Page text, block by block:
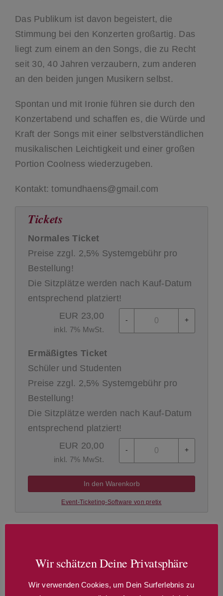
Das Publikum ist davon begeistert, die
Stimmung bei den Konzerten großartig. Das
liegt zum einem an den Songs, die zu Recht
seit 30, 40 Jahren verzaubern, zum anderen
an den beiden jungen Musikern selbst.
Spontan und mit Ironie führen sie durch den
Konzertabend und schaffen es, die Würde und
Kraft der Songs mit einer selbstverständlichen
musikalischen Leichtigkeit und einer großen
Portion Coolness wiederzugeben.
Kontakt: tomundhaens@gmail.com
Tickets
Normales Ticket
Preise zzgl. 2,5% Systemgebühr pro
Bestellung!
Die Sitzplätze werden nach Kauf-Datum
entsprechend platziert!
EUR 23,00
inkl. 7% MwSt.
- +
Ermäßigtes Ticket
Schüler und Studenten
Preise zzgl. 2,5% Systemgebühr pro
Bestellung!
Die Sitzplätze werden nach Kauf-Datum
entsprechend platziert!
EUR 20,00
inkl. 7% MwSt.
- +
In den Warenkorb
Event-Ticketing-Software von pretix
Details
Wir schätzen Deine Privatsphäre
Wir verwenden Cookies, um Dein Surferlebnis zu